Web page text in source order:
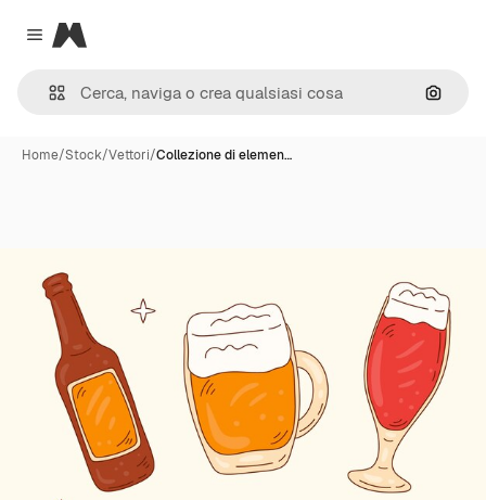
Close menu
Magnific
Cerca
Home/Stock/Vettori/Collezione di elemen…